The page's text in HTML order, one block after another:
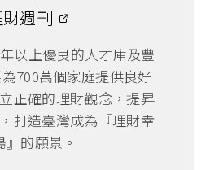
週刊
以上優良的人才庫及豐
700萬個家庭提供良好
正確的理財觀念，提昇
打造臺灣成為『理財幸
』的願景。